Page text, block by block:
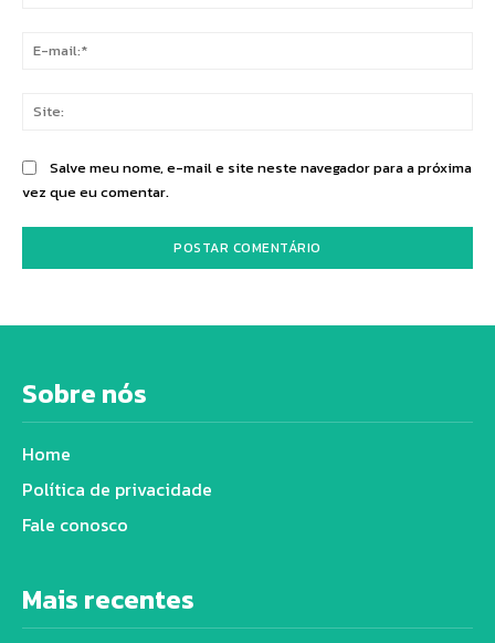
Salve meu nome, e-mail e site neste navegador para a próxima
vez que eu comentar.
Sobre nós
Home
Política de privacidade
Fale conosco
Mais recentes